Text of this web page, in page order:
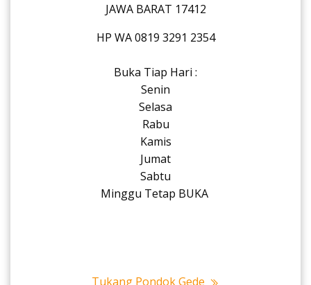
JAWA BARAT 17412
HP WA 0819 3291 2354
Buka Tiap Hari :
Senin
Selasa
Rabu
Kamis
Jumat
Sabtu
Minggu Tetap BUKA
Tukang Pondok Gede